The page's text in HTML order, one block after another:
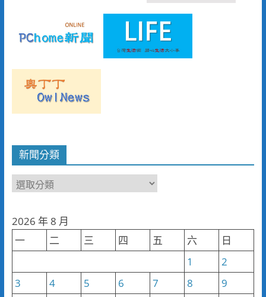
新聞分類
新
類
2026 年 8 月
一
二 三 四 五 六
日
1
2
3
4 5 6 7 8
9